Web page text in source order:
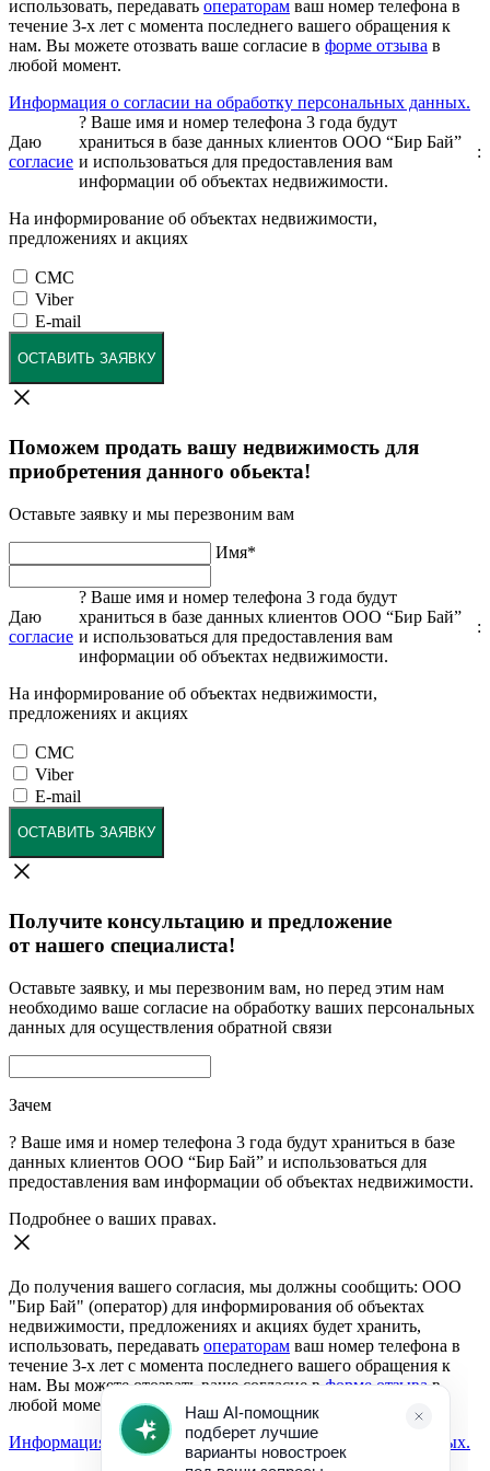
использовать, передавать операторам ваш номер телефона в
течение 3-х лет с момента последнего вашего обращения к
нам. Вы можете отозвать ваше согласие в форме отзыва в
любой момент.
Информация о согласии на обработку персональных данных.
Даю
согласие
? Ваше имя и номер телефона 3 года будут
храниться в базе данных клиентов ООО “Бир Бай”
и использоваться для предоставления вам
информации об объектах недвижимости.
:
На информирование об объектах недвижимости,
предложениях и акциях
СМС
Viber
E-mail
ОСТАВИТЬ ЗАЯВКУ
Поможем продать вашу недвижимость для
приобретения данного обьекта!
Оставьте заявку и мы перезвоним вам
Имя*
Даю
согласие
? Ваше имя и номер телефона 3 года будут
храниться в базе данных клиентов ООО “Бир Бай”
и использоваться для предоставления вам
информации об объектах недвижимости.
:
На информирование об объектах недвижимости,
предложениях и акциях
СМС
Viber
E-mail
ОСТАВИТЬ ЗАЯВКУ
Получите консультацию и предложение
от нашего специалиста!
Оставьте заявку, и мы перезвоним вам, но перед этим нам
необходимо ваше согласие на обработку ваших персональных
данных для осуществления обратной связи
Зачем
? Ваше имя и номер телефона 3 года будут храниться в базе
данных клиентов ООО “Бир Бай” и использоваться для
предоставления вам информации об объектах недвижимости.
Подробнее о ваших правах.
До получения вашего согласия, мы должны сообщить: ООО
"Бир Бай" (оператор) для информирования об объектах
недвижимости, предложениях и акциях будет хранить,
использовать, передавать операторам ваш номер телефона в
течение 3-х лет с момента последнего вашего обращения к
нам. Вы можете отозвать ваше согласие вформе отзывав
любой момент.
Информация о согласии на обработку персональных данных.